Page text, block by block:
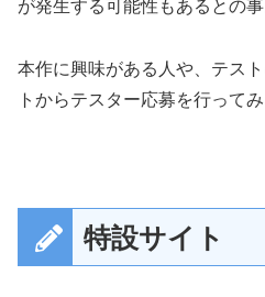
本作に興味がある人や、テス
トからテスター応募を行ってみ
特設サイト